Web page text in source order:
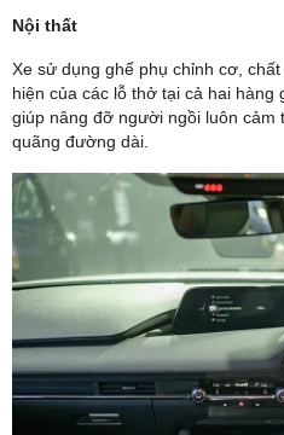
Nội thất
Xe sử dụng ghế phụ chỉnh cơ,
hiện của các lỗ thở tại cả hai hàng
giúp nâng đỡ người ngồi luôn cảm
quãng đường dài.